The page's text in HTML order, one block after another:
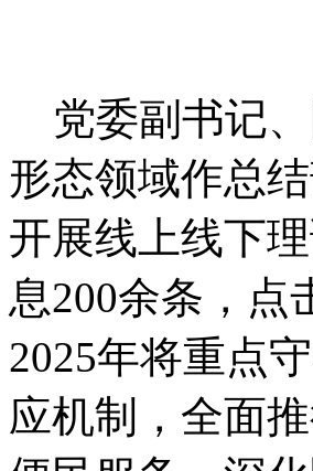
党委副书记、
形态领域作总
开展线上线下
息200余条，点
2025年将重点
应机制，全面